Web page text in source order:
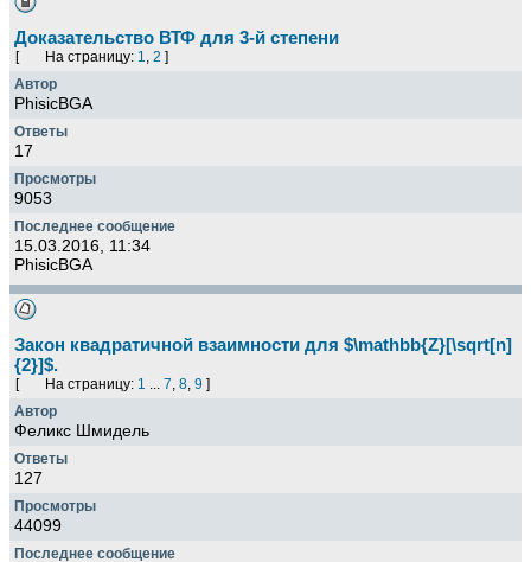
Доказательство ВТФ для 3-й степени
[ На страницу: 1, 2 ]
PhisicBGA
17
9053
15.03.2016, 11:34
PhisicBGA
Закон квадратичной взаимности для $\mathbb{Z}[\sqrt[n]
{2}]$.
[ На страницу: 1 ... 7, 8, 9 ]
Феликс Шмидель
127
44099